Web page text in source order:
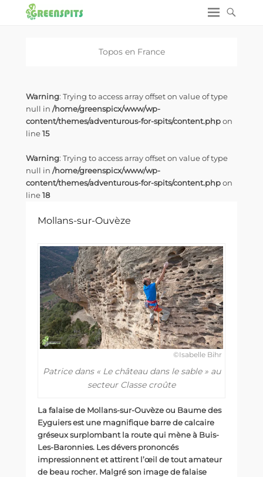
Topos en France
Warning: Trying to access array offset on value of type
null in /home/greenspicx/www/wp-
content/themes/adventurous-for-spits/content.phpon
line15
Warning: Trying to access array offset on value of type
null in /home/greenspicx/www/wp-
content/themes/adventurous-for-spits/content.phpon
line18
Mollans-sur-Ouvèze
©Isabelle Bihr
Patrice dans « Le château dans le sable » au
secteur Classe croûte
La falaise de Mollans-sur-Ouvèze ou Baume des
Eyguiers est une magnifique barre de calcaire
gréseux surplombant la route qui mène à Buis-
Les-Baronnies. Les dévers prononcés
impressionnent et attirent l’œil de tout amateur
de beau rocher. Malgré son image de falaise